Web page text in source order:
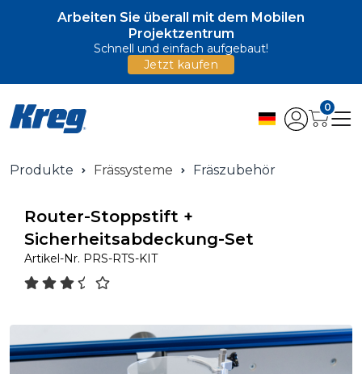
Arbeiten Sie überall mit dem Mobilen
Projektzentrum
Schnell und einfach aufgebaut!
Jetzt kaufen
0
Produkte Frässysteme Fräszubehör
Router-Stoppstift +
Sicherheitsabdeckung-Set
Artikel-Nr. PRS-RTS-KIT